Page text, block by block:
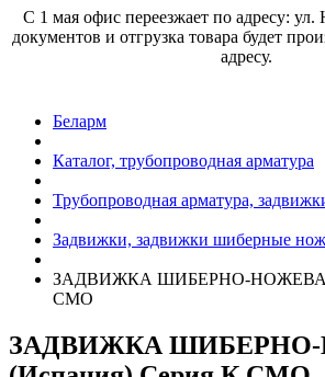
С 1 мая офис переезжает по адресу:
документов и отгрузка товара будет
адресу.
Беларм
Каталог, трубопроводная арматура
Трубопроводная арматура,
Задвижки, задвижки шиберные
ЗАДВИЖКА ШИБЕРНО-НОЖЕВА
CMO
ЗАДВИЖКА